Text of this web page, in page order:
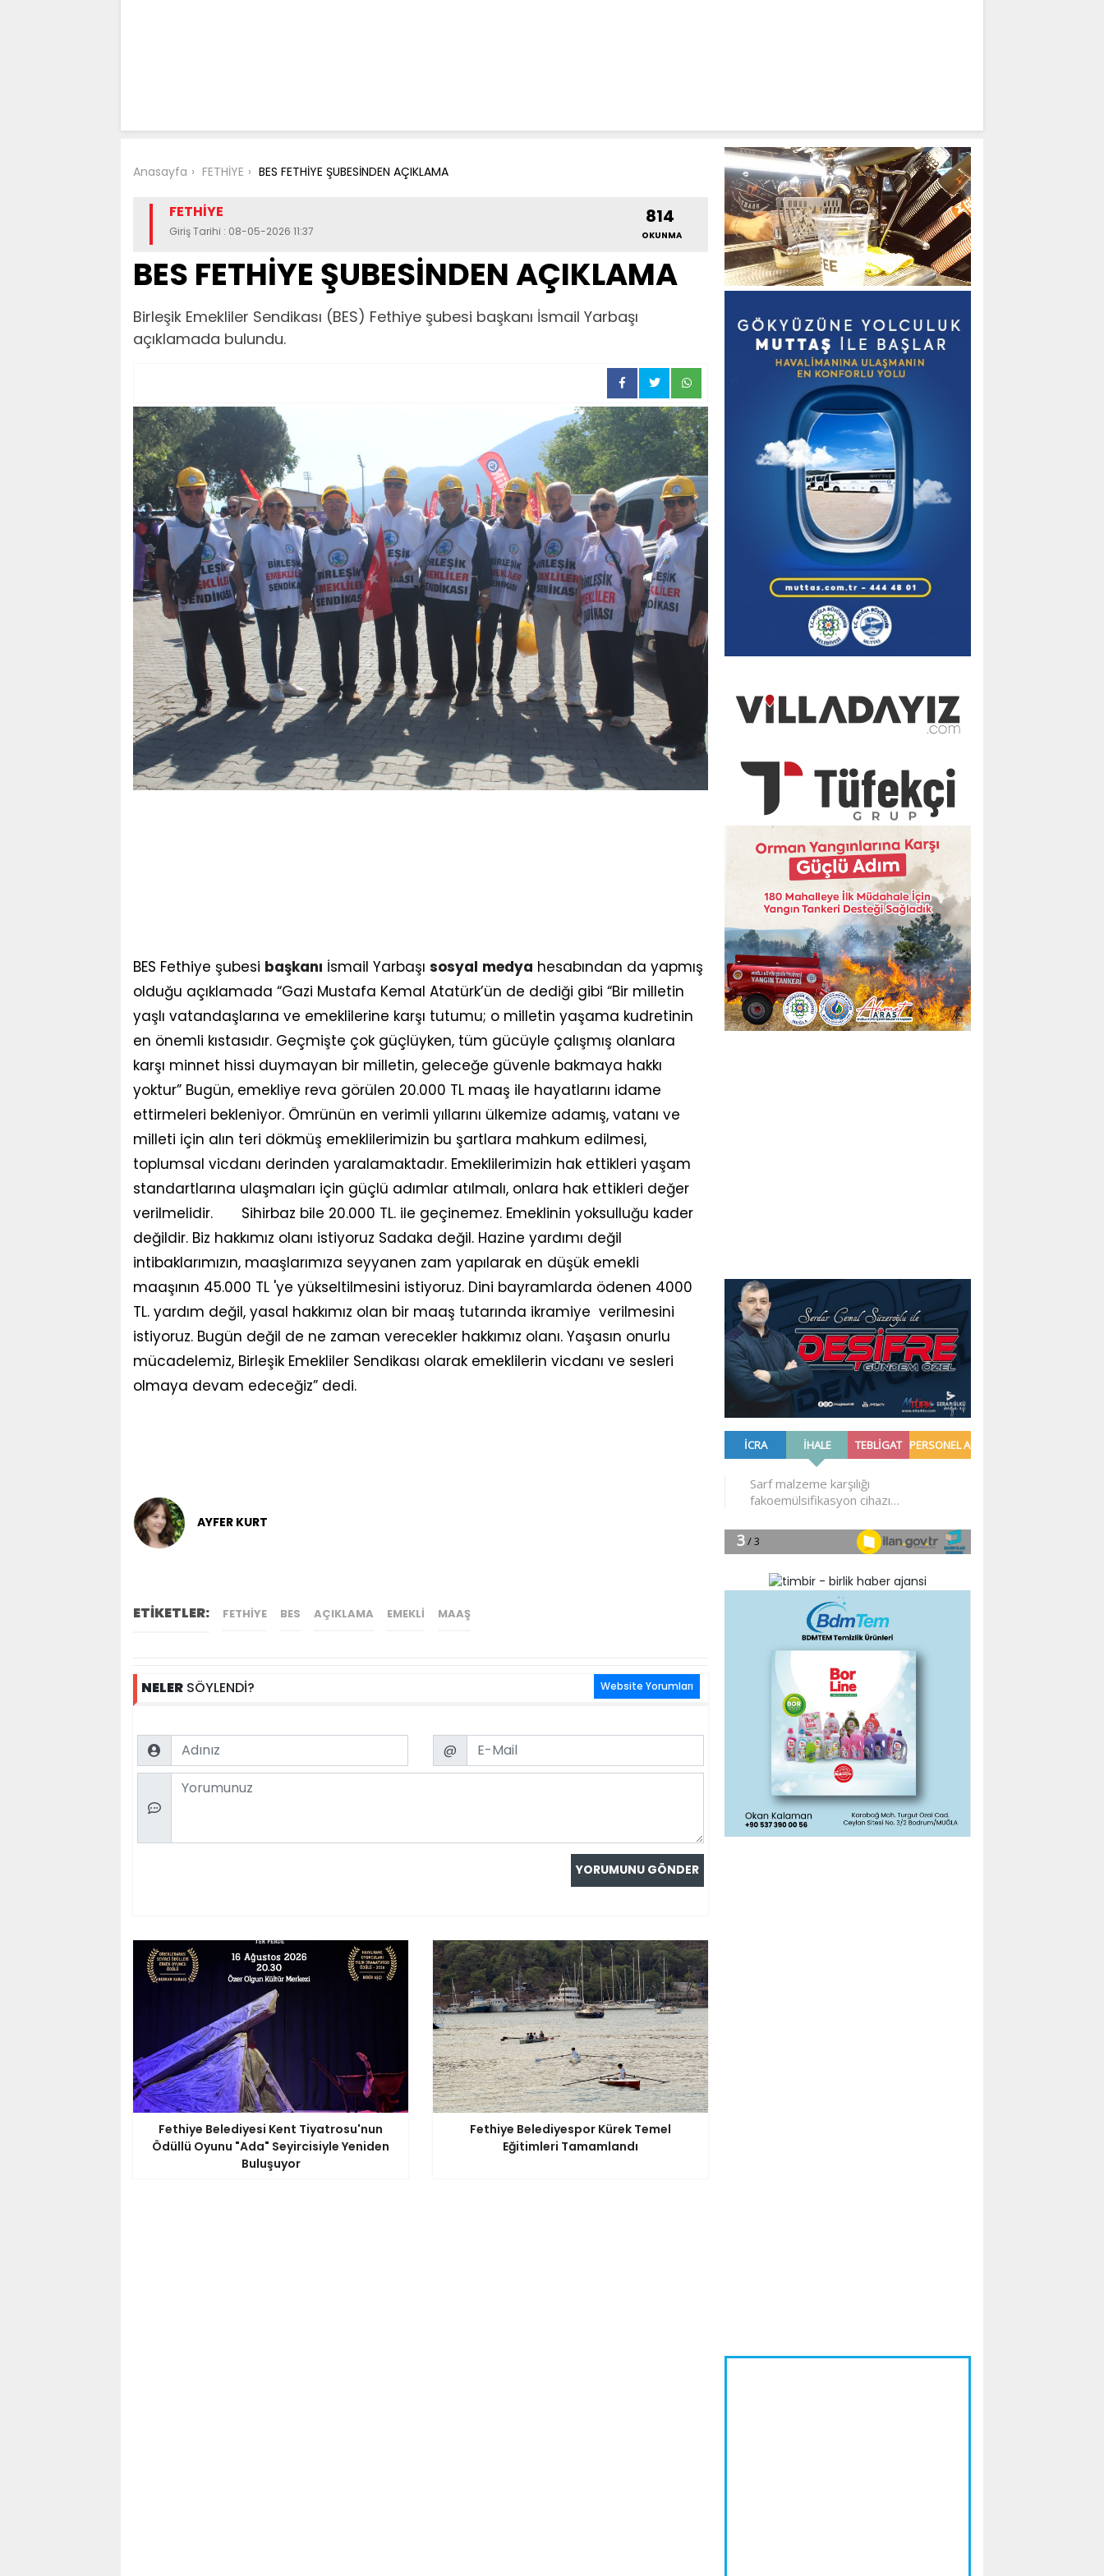
Anasayfa FETHİYE BES FETHİYE ŞUBESİNDEN AÇIKLAMA
FETHİYE
Giriş Tarihi : 08-05-2026 11:37
814
OKUNMA
BES FETHİYE ŞUBESİNDEN AÇIKLAMA
Birleşik Emekliler Sendikası (BES) Fethiye şubesi başkanı İsmail Yarbaşı
açıklamada bulundu.
BES Fethiye şubesi başkanı İsmail Yarbaşı sosyal medya hesabından da yapmış
olduğu açıklamada “Gazi Mustafa Kemal Atatürk’ün de dediği gibi “Bir milletin
yaşlı vatandaşlarına ve emeklilerine karşı tutumu; o milletin yaşama kudretinin
en önemli kıstasıdır. Geçmişte çok güçlüyken, tüm gücüyle çalışmış olanlara
karşı minnet hissi duymayan bir milletin, geleceğe güvenle bakmaya hakkı
yoktur” Bugün, emekliye reva görülen 20.000 TL maaş ile hayatlarını idame
ettirmeleri bekleniyor. Ömrünün en verimli yıllarını ülkemize adamış, vatanı ve
milleti için alın teri dökmüş emeklilerimizin bu şartlara mahkum edilmesi,
toplumsal vicdanı derinden yaralamaktadır. Emeklilerimizin hak ettikleri yaşam
standartlarına ulaşmaları için güçlü adımlar atılmalı, onlara hak ettikleri değer
verilmelidir. Sihirbaz bile 20.000 TL. ile geçinemez. Emeklinin yoksulluğu kader
değildir. Biz hakkımız olanı istiyoruz Sadaka değil. Hazine yardımı değil
intibaklarımızın, maaşlarımıza seyyanen zam yapılarak en düşük emekli
maaşının 45.000 TL 'ye yükseltilmesini istiyoruz. Dini bayramlarda ödenen 4000
TL. yardım değil, yasal hakkımız olan bir maaş tutarında ikramiye verilmesini
istiyoruz. Bugün değil de ne zaman verecekler hakkımız olanı. Yaşasın onurlu
mücadelemiz, Birleşik Emekliler Sendikası olarak emeklilerin vicdanı ve sesleri
olmaya devam edeceğiz” dedi.
AYFER KURT
ETİKETLER: FETHIYE BES AÇIKLAMA EMEKLI MAAŞ
NELER SÖYLENDİ? Website Yorumları
Name Email
@
Comment
Fethiye Belediyesi Kent Tiyatrosu'nun
Ödüllü Oyunu "Ada" Seyircisiyle Yeniden
Buluşuyor
Fethiye Belediyespor Kürek Temel
Eğitimleri Tamamlandı